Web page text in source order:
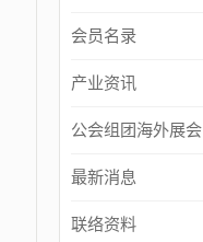
会员名录
产业资讯
公会组团海外展会
最新消息
联络资料